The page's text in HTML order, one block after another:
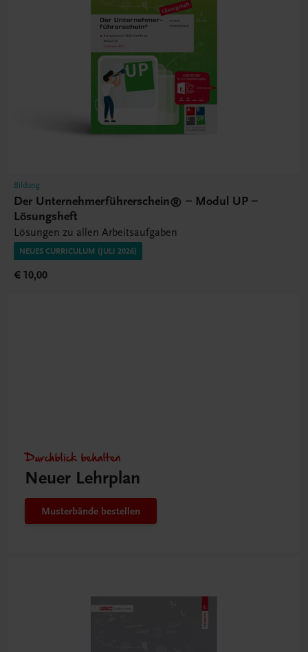
Bildung
Der Unternehmerführerschein® – Modul UP –
Lösungsheft
Lösungen zu allen Arbeitsaufgaben
NEUES CURRICULUM (JULI 2026)
€ 10,00
Durchblick behalten
Neuer Lehrplan
Musterbände bestellen